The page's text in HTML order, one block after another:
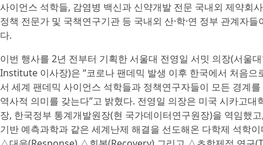
사이언스 석학들, 감염병 백신과 신약개발 전문 국내외 제약회
정책 전문가 및 국책연구기관 등 국내외 산·학·연 정부 관계자
다.
이번 행사를 2년 전부터 기획한 서울대 전영일 서밋 의장(서울
Institute 이사장)은 “코로나 팬데믹 발생 이후 한국에서 처음으
서 세계 팬데믹 사이언스 석학들과 정책연구자들이 모든 경계
역사적 의미를 갖는다”고 밝혔다. 전영일 의장은 미국 시카고
장, 한국정부 통계개발원장(현 국가데이터연구원장)을 역임했
기반 예측과학과 같은 세계난제 해결을 선도해온 다학제 석학